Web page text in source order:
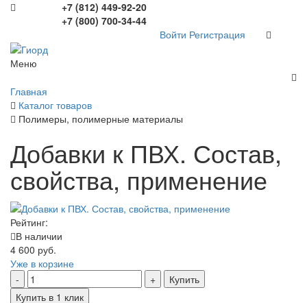
+7 (812) 449-92-20
+7 (800) 700-34-44
Войти Регистрация
Меню
Главная
Каталог товаров
Полимеры, полимерные материалы
Добавки к ПВХ. Состав,
свойства, применение
Рейтинг:
В наличии
4 600 руб.
Уже в корзине
Купить
Купить в 1 клик